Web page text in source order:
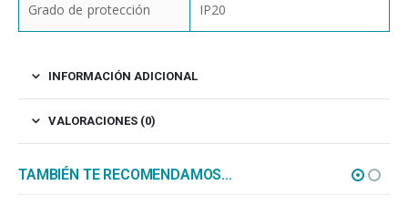
Grado de protección IP20
INFORMACIÓN ADICIONAL
VALORACIONES (0)
TAMBIÉN TE RECOMENDAMOS…